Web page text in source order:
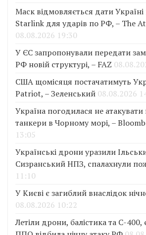
Маск відмовляється дати
Starlink для ударів по РФ, – The
08.08.2026 19:30
У ЄС запропонували передати
РФ новій структурі, – FAZ
США щомісяця постачатимуть
Patriot, – Зеленський 08.08.2026
Україна погодилася не атакувати
танкери в Чорному морі, –
13:05
Українські дрони уразили
Сизранський НПЗ, спалахнули
11:10
У Києві є загиблий внаслідок
08.08.2026 10:22
Летіли дрони, балістика та С-